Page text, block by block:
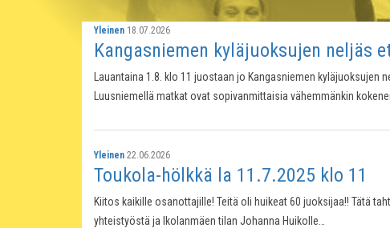
Yleinen 18.07.2026
Kangasniemen kyläjuoksujen neljäs
Lauantaina 1.8. klo 11 juostaan jo Kangasniemen
Luusniemellä matkat ovat sopivanmittaisia vähemmänkin
Yleinen 22.06.2026
Toukola-hölkkä la 11.7.2025 klo 11
Kiitos kaikille osanottajille! Teitä oli huikeat 60 juoksijaa!! Tätä
yhteistyöstä ja Ikolanmäen tilan Johanna Huikolle…